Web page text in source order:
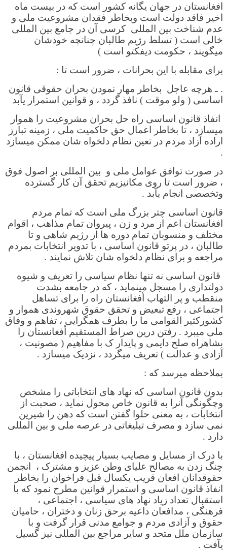
افغانستان در جهان یگانه کشور است که در بیست ماه
اخیر فاقد دولت است وبخاطر فقدان مشروعیت ملی و
عدم شناخت بین المللی کرسی آن در ‌جامع بین المللی
خالی است ( تسلط رژیم طالبان چنانچه خودشان
میگویند ، حکومت دیفکتو است )
برای مقابله با این بحرانات ، ضرور است تا :
. ـ هرچه عاجل بخاطر مهار نمودن بحران حقوقی قانون
اساسی ( ولو موقت ) نافذ گردد ، و قوانین استمرار یآبد
انفاذ قانون اساسی راه حل بحران مشروعیت را هموار
میسازد ، تا بخاطر اعمال حق حاکمیت ملی ، زمینه تبارز
اراده آزاد مردم در تعین نظام دلخواه شان ممکن میسازد
.
در صورت توافق عوامل ملی و بین المللی بر اصول فوق
، ضرور است تا روی مکانیزیم تحقق آن کار گسترده
وتخصصی انجام یآبد .
قانون اساسی چتر بزرگ ملی است که تمام مردم
افغانستان اعم از مرد و زن ، پیروان تمام مذاهب ، اقوام
مختلف و منسوبان تمام دوره ها از رژیم شاهی و تا
طالبان ، در پرتو قانون اساسی ، با تدویر انتخابات بمردم
مراجعه و برای نظام دلخواه شان تلاش نمایند .
قانون اساسی نه تنها نظام سیاسی را تعریف و شیوه
دولتداری را مسجل مینماید ، که در جامعه بشدت
منقطب و پر التهاب أفغانستان راه را برای تساهل
اجتماعی ، رفع تبعیض و تحقق حقوق شهروندی هموار و
کشورکثیر القوامی ما را بطرف همگرایی ، تفاهم و وفاق
ملی میبرد . رفتن درین صراط المستقیم أفغانستان را
بشاهراه صلح دایمی و پایدار ک با مفاهیم ( مصونیت ،
آزادی و عدالت ) تعریف میگردد ، نزدیک میسازد .
بملاحظه میرسد که :
بدون قانون اساسی که نهاد های انتخاباتی را مشخص
وچگونگی آنرا به قانون خاص محول نماید ، صحبت از
انتخابات ، به معنی حلوا گفتن است که دهن را شیرین
نمی سازد و مصرف تبلیغاتی در عرصه ملی و بین المللی
دارد .
با درک از مسایل و مصایب بسیار پیچیده افغانستان ، با
چنگ زدن به مصالح علیای وطن عزیز و مشترک ، انجمن
حقوقدانان افغان قریب یکسال قبل فراخوان را بخاطر
انفاذ قانون اساسی و استمرار قوانین مطرح نمود که با
استقبال تعداد زیاد نهاد های سیاسی ، اجتماعی ،
فرهنگی ، مدافعان داعیه برحق زنان و دختران ، حامیان
حقوق و آزادی مردم و جوامع مدنی قرار گرفت و با
سازمان ملل متحد و سایر مراجع بین المللی نیز گسیل
یآفت .